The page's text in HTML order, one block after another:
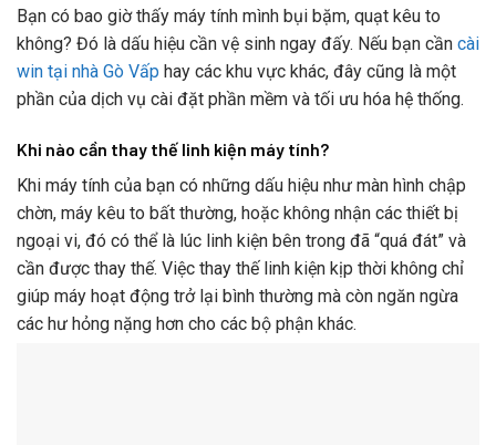
Bạn có bao giờ thấy máy tính mình bụi bặm, quạt kêu to
không? Đó là dấu hiệu cần vệ sinh ngay đấy. Nếu bạn cần cài
win tại nhà Gò Vấp hay các khu vực khác, đây cũng là một
phần của dịch vụ cài đặt phần mềm và tối ưu hóa hệ thống.
Khi nào cần thay thế linh kiện máy tính?
Khi máy tính của bạn có những dấu hiệu như màn hình chập
chờn, máy kêu to bất thường, hoặc không nhận các thiết bị
ngoại vi, đó có thể là lúc linh kiện bên trong đã “quá đát” và
cần được thay thế. Việc thay thế linh kiện kịp thời không chỉ
giúp máy hoạt động trở lại bình thường mà còn ngăn ngừa
các hư hỏng nặng hơn cho các bộ phận khác.